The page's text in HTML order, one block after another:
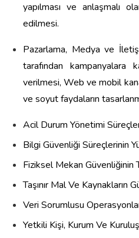
yapılması ve anlaşmalı
edilmesi.
Pazarlama, Medya ve
tarafından kampanyalara
verilmesi, Web ve mobil
ve soyut faydaların
Acil Durum Yönetimi
Bilgi Güvenliği Süreçlerinin
Fiziksel Mekan Güvenliğinin
Taşınır Mal Ve Kaynakların
Veri Sorumlusu
Yetkili Kişi, Kurum Ve